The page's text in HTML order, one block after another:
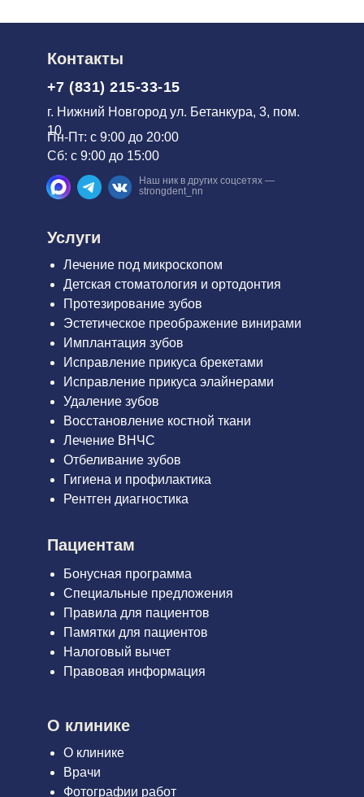
Пн-Пт: с 9:00 до 20:00
Сб: с 9:00 до 15:00
г. Нижний Новгород ул. Бетанкура, 3, пом.
10
+7 (831) 215-33-15
Услуги
О клинике
Контакты
Пациентам
О клинике
Врачи
Фотографии работ
Бонусная программа
Специальные предложения
Правила для пациентов
Памятки для пациентов
Налоговый вычет
Правовая информация
Лечение под микроскопом
Детская стоматология и ортодонтия
Протезирование зубов
Эстетическое преображение винирами
Имплантация зубов
Исправление прикуса брекетами
Исправление прикуса элайнерами
Удаление зубов
Восстановление костной ткани
Лечение ВНЧС
Отбеливание зубов
Гигиена и профилактика
Рентген диагностика
Наш ник в других соцсетях —
strongdent_nn